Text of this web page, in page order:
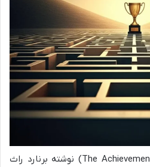
کتاب هنر دستیابی (The Achievement Habit) نوشته برنارد راث